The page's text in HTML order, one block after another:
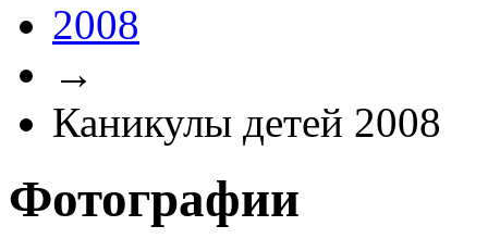
2008
→
Каникулы детей 2008
Фотографии